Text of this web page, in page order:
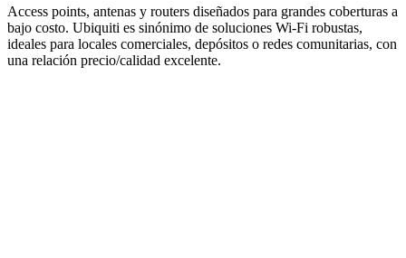
Access points, antenas y routers diseñados para grandes coberturas a
bajo costo. Ubiquiti es sinónimo de soluciones Wi-Fi robustas,
ideales para locales comerciales, depósitos o redes comunitarias, con
una relación precio/calidad excelente.